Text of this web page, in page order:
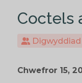
Coctels
Chwefror 15,